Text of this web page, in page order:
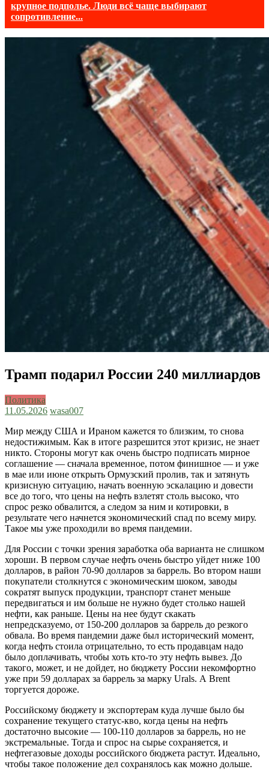
крупное подполье. Люди всё чаще выбирают
сопротивление...
Трамп подарил России 240 миллиардов
Политика
11.05.2026 wasa007
Мир между США и Ираном кажется то близким, то снова
недостижимым. Как в итоге разрешится этот кризис, не знает
никто. Стороны могут как очень быстро подписать мирное
соглашение — сначала временное, потом финишное — и уже
в мае или июне открыть Ормузский пролив, так и затянуть
кризисную ситуацию, начать военную эскалацию и довести
все до того, что цены на нефть взлетят столь высоко, что
спрос резко обвалится, а следом за ним и котировки, в
результате чего начнется экономический спад по всему миру.
Такое мы уже проходили во время пандемии.
Для России с точки зрения заработка оба варианта не слишком
хороши. В первом случае нефть очень быстро уйдет ниже 100
долларов, в район 70-90 долларов за баррель. Во втором наши
покупатели столкнутся с экономическим шоком, заводы
сократят выпуск продукции, транспорт станет меньше
передвигаться и им больше не нужно будет столько нашей
нефти, как раньше. Цены на нее будут скакать
непредсказуемо, от 150-200 долларов за баррель до резкого
обвала. Во время пандемии даже был исторический момент,
когда нефть стоила отрицательно, то есть продавцам надо
было доплачивать, чтобы хоть кто-то эту нефть вывез. До
такого, может, и не дойдет, но бюджету России некомфортно
уже при 59 долларах за баррель за марку Urals. А Brent
торгуется дороже.
Российскому бюджету и экспортерам куда лучше было бы
сохранение текущего статус-кво, когда цены на нефть
достаточно высокие — 100-110 долларов за баррель, но не
экстремальные. Тогда и спрос на сырье сохраняется, и
нефтегазовые доходы российского бюджета растут. Идеально,
чтобы такое положение дел сохранялось как можно дольше.